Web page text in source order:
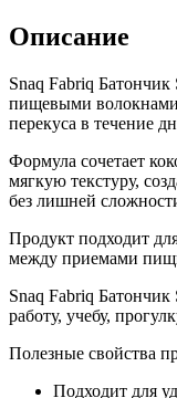
Описание
Snaq Fabriq
пищевыми
перекуса в течение
Формула сочетает
мягкую текстуру,
без лишней
Продукт подходит
между приемами
Snaq Fabriq
работу, учебу,
Полезные свойства
Подходит для